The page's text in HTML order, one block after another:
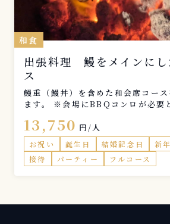
和食
出張料理 鰻をメインにし
ス
鰻重（鰻丼）を含めた和会席コー
ます。 ※会場にBBQコンロが必要
13,750 円/人
お祝い 誕生日 結婚記念日 新
接待
パーティー フルコース